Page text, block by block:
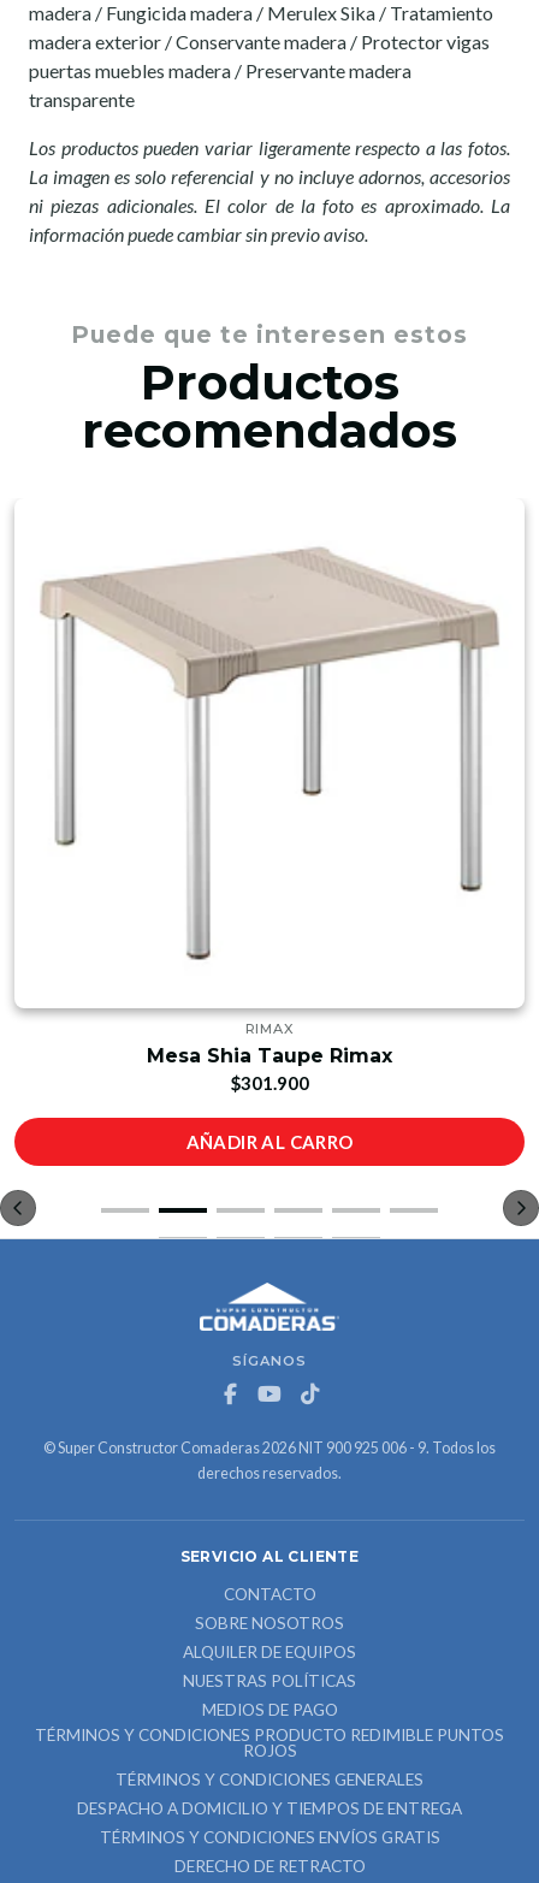
madera / Fungicida madera / Merulex Sika / Tratamiento
madera exterior / Conservante madera / Protector vigas
puertas muebles madera / Preservante madera
transparente
Los productos pueden variar ligeramente respecto a las fotos.
La imagen es solo referencial y no incluye adornos, accesorios
ni piezas adicionales. El color de la foto es aproximado. La
información puede cambiar sin previo aviso.
Puede que te interesen estos
Productos
recomendados
RIMAX
Mesa Shia Taupe Rimax
$301.900
AÑADIR AL CARRO
SÍGANOS
© Super Constructor Comaderas 2026 NIT 900 925 006 - 9. Todos los
derechos reservados.
SERVICIO AL CLIENTE
CONTACTO
SOBRE NOSOTROS
ALQUILER DE EQUIPOS
NUESTRAS POLÍTICAS
MEDIOS DE PAGO
TÉRMINOS Y CONDICIONES PRODUCTO REDIMIBLE PUNTOS
ROJOS
TÉRMINOS Y CONDICIONES GENERALES
DESPACHO A DOMICILIO Y TIEMPOS DE ENTREGA
TÉRMINOS Y CONDICIONES ENVÍOS GRATIS
DERECHO DE RETRACTO